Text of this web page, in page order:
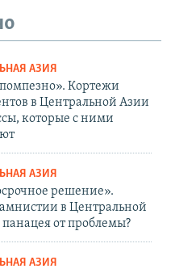
АЗИЯ
Кортежи
в Центральной Азии
которые с ними
АЗИЯ
решение».
в Центральной
от проблемы?
АЗИЯ